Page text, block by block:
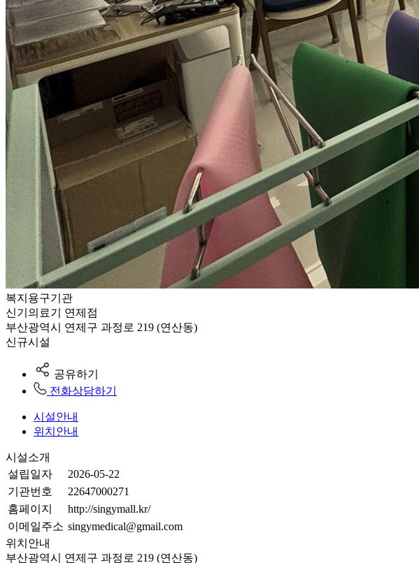
복지용구기관
신기의료기 연제점
부산광역시 연제구 과정로 219 (연산동)
신규시설
공유하기
전화상담하기
시설안내
위치안내
시설소개
설립일자
2026-05-22
기관번호
22647000271
홈페이지
http://singymall.kr/
이메일주소 singymedical@gmail.com
위치안내
부산광역시 연제구 과정로 219 (연산동)